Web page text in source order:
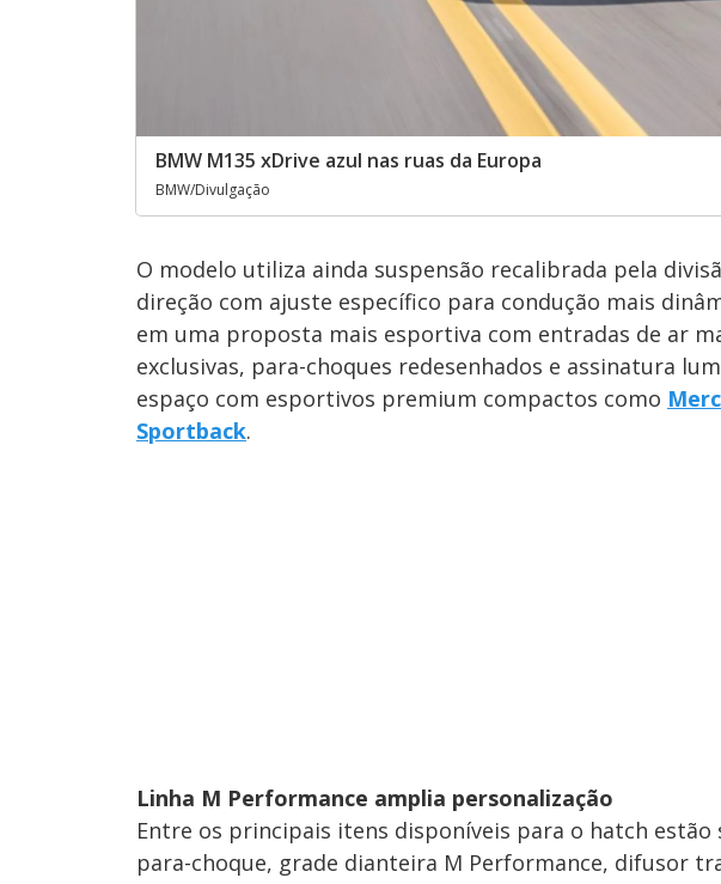
BMW M135 xDrive azul nas ruas da Europa
BMW/Divulgação
O modelo utiliza ainda suspensão recalibrada pela
direção com ajuste específico para condução mais
em uma proposta mais esportiva com entradas de ar
exclusivas, para-choques redesenhados e assinatura
espaço com esportivos premium compactos como
Sportback.
Linha M Performance amplia personalização
Entre os principais itens disponíveis para o hatch
para-choque, grade dianteira M Performance, difusor